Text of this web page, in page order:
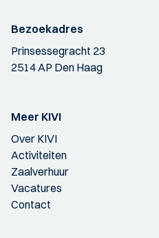
Bezoekadres
Prinsessegracht 23
2514 AP Den Haag
Meer KIVI
Over KIVI
Activiteiten
Zaalverhuur
Vacatures
Contact